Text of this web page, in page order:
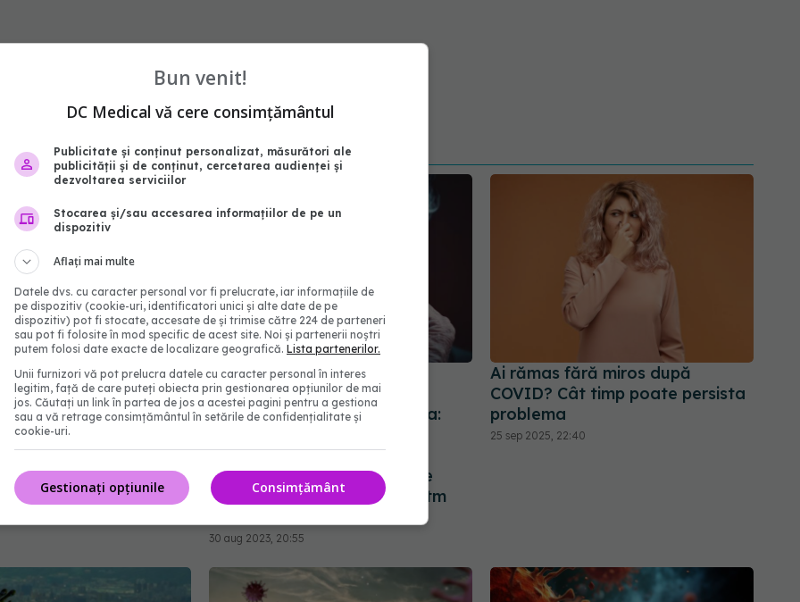
19, în creștere în
jumătate dintre
decesele
COVID
EXCLUSIV Creierul, afectat
dramatic de pandemia de
COVID. Valentin-Veron Toma:
psihoză, de demență. E o
accelerare a unor fenomene
care păreau să fie într-un ritm
30 aug 2023, 20:55
Ai rămas fără miros după
COVID? Cât timp poate persista
problema
25 sep 2025, 22:40
Bun venit!
DC Medical vă cere consimțământul
Publicitate și conținut personalizat, măsurători ale
publicității și de conținut, cercetarea audienței și
dezvoltarea serviciilor
Stocarea și/sau accesarea informațiilor de pe un
dispozitiv
Aflați mai multe
Datele dvs. cu caracter personal vor fi prelucrate, iar informațiile de
pe dispozitiv (cookie-uri, identificatori unici și alte date de pe
dispozitiv) pot fi stocate, accesate de și trimise către 224 de parteneri
sau pot fi folosite în mod specific de acest site. Noi și partenerii noștri
putem folosi date exacte de localizare geografică. Lista partenerilor.
Unii furnizori vă pot prelucra datele cu caracter personal în interes
legitim, față de care puteți obiecta prin gestionarea opțiunilor de mai
jos. Căutați un link în partea de jos a acestei pagini pentru a gestiona
sau a vă retrage consimțământul în setările de confidențialitate și
cookie-uri.
Consimțământ
Gestionați opțiunile